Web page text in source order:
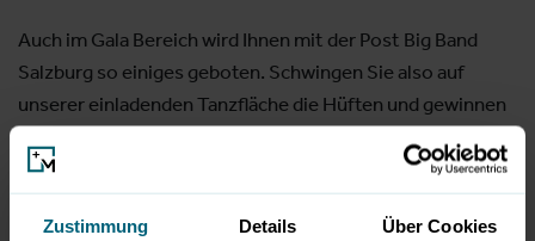
Zustimmung Details Über Cookies
Auch im Gala Bereich wird Ihnen mit der Post Big Band
Salzburg so einiges geboten. Schwingen Sie also auf
unserer einladenden Tanzfläche die Hüften und gewinnen
unserer tollen Tombolapreise.
Die Veranstaltung garantiert eine legendären Samstag